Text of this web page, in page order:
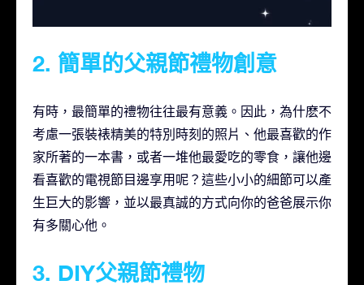
2. 簡單的父親節禮物創意
有時，最簡單的禮物往往最有意義。因此，為什麽不
考慮一張裝裱精美的特別時刻的照片、他最喜歡的作
家所著的一本書，或者一堆他最愛吃的零食，讓他邊
看喜歡的電視節目邊享用呢？這些小小的細節可以產
生巨大的影響，並以最真誠的方式向你的爸爸展示你
有多關心他。
3. DIY父親節禮物